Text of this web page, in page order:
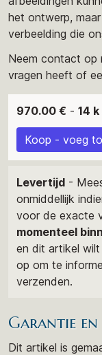
het ontwerp,
verbeelding die
Neem contact op
vragen heeft of
970.00 € - 14
Koop - voeg
Levertijd -
onmiddellijk
voor de exacte
momenteel
en dit artikel
op om te
verzenden.
Garantie
Dit artikel is